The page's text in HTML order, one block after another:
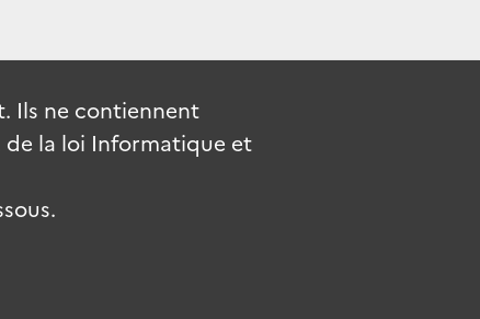
Ils ne contiennent
de la loi Informatique et